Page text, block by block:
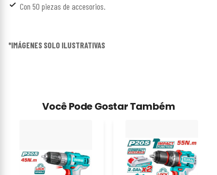
Con 50 piezas de accesorios.
*IMÁGENES SOLO ILUSTRATIVAS
Você Pode Gostar Também